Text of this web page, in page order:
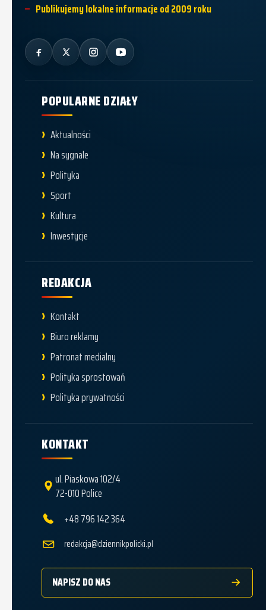
Publikujemy lokalne informacje od 2009 roku
POPULARNE DZIAŁY
Aktualności
Na sygnale
Polityka
Sport
Kultura
Inwestycje
REDAKCJA
Kontakt
Biuro reklamy
Patronat medialny
Polityka sprostowań
Polityka prywatności
KONTAKT
ul. Piaskowa 102/4
72-010 Police
+48 796 142 364
redakcja@dziennikpolicki.pl
NAPISZ DO NAS